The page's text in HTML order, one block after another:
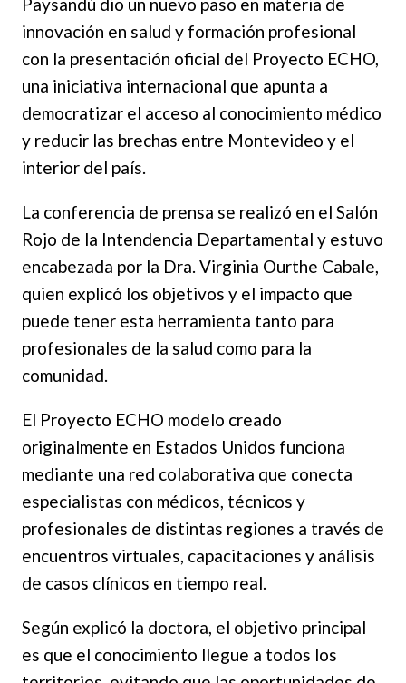
Paysandú dio un nuevo paso en materia de
innovación en salud y formación profesional
con la presentación oficial del Proyecto ECHO,
una iniciativa internacional que apunta a
democratizar el acceso al conocimiento médico
y reducir las brechas entre Montevideo y el
interior del país.
La conferencia de prensa se realizó en el Salón
Rojo de la Intendencia Departamental y estuvo
encabezada por la Dra. Virginia Ourthe Cabale,
quien explicó los objetivos y el impacto que
puede tener esta herramienta tanto para
profesionales de la salud como para la
comunidad.
El Proyecto ECHO modelo creado
originalmente en Estados Unidos funciona
mediante una red colaborativa que conecta
especialistas con médicos, técnicos y
profesionales de distintas regiones a través de
encuentros virtuales, capacitaciones y análisis
de casos clínicos en tiempo real.
Según explicó la doctora, el objetivo principal
es que el conocimiento llegue a todos los